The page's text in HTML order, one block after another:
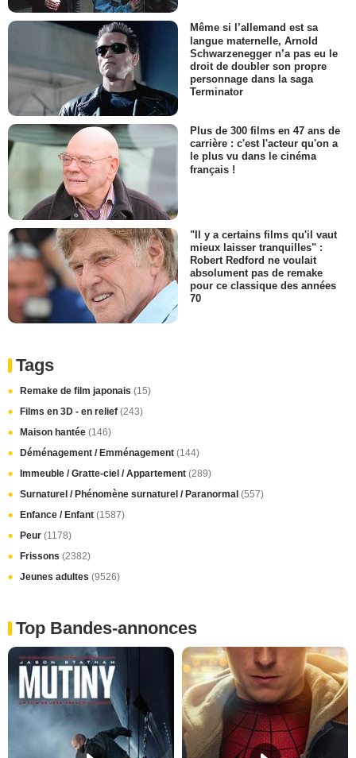
Même si l’allemand est sa
langue maternelle, Arnold
Schwarzenegger n’a pas eu le
droit de doubler son propre
personnage dans la saga
Terminator
Plus de 300 films en 47 ans de
carrière : c'est l'acteur qu'on a
le plus vu dans le cinéma
français !
"Il y a certains films qu'il vaut
mieux laisser tranquilles" :
Robert Redford ne voulait
absolument pas de remake
pour ce classique des années
70
Tags
Remake de film japonais (15)
Films en 3D - en relief (243)
Maison hantée (146)
Déménagement / Emménagement (144)
Immeuble / Gratte-ciel / Appartement (289)
Surnaturel / Phénomène surnaturel / Paranormal (557)
Enfance / Enfant (1587)
Peur (1178)
Frissons (2382)
Jeunes adultes (9526)
Top Bandes-annonces